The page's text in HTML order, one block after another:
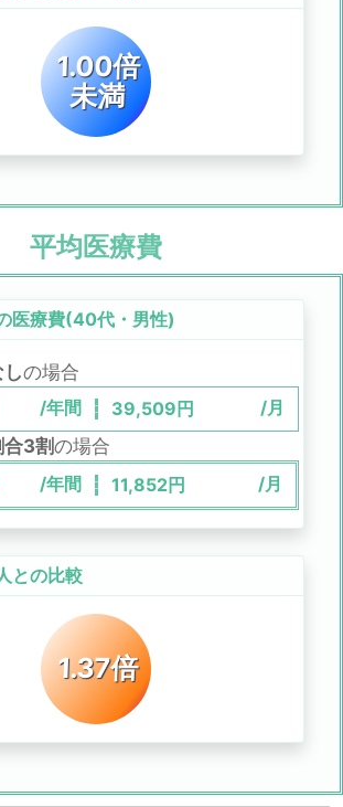
1.00倍
未満
平均医療費
医療費(40代 ・ 男性)
の場合
/年間 39,509円
/月
3割の場合
/年間 11,852円 /月
との比較
1.37倍